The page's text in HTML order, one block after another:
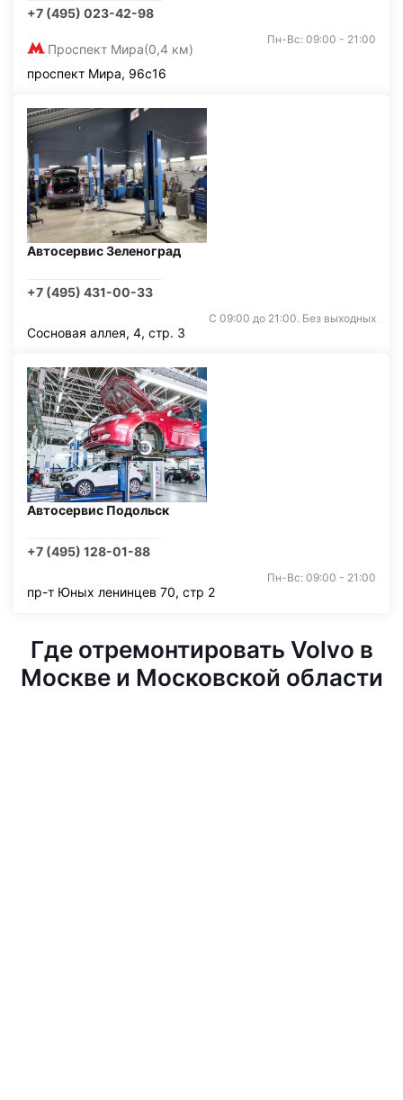
+7 (495) 023-42-98
Проспект Мира(0,4 км)
Пн-Вс: 09:00 - 21:00
проспект Мира, 96с16
Автосервис Зеленоград
+7 (495) 431-00-33
С 09:00 до 21:00. Без выходных
Сосновая аллея, 4, стр. 3
Автосервис Подольск
+7 (495) 128-01-88
Пн-Вс: 09:00 - 21:00
пр-т Юных ленинцев 70, стр 2
Где отремонтировать Volvo в
Москве и Московской области